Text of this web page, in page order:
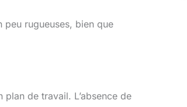
rugueuses, bien que
de travail. L’absence de